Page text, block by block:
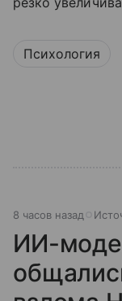
Психология
8 часов назад
ИИ-